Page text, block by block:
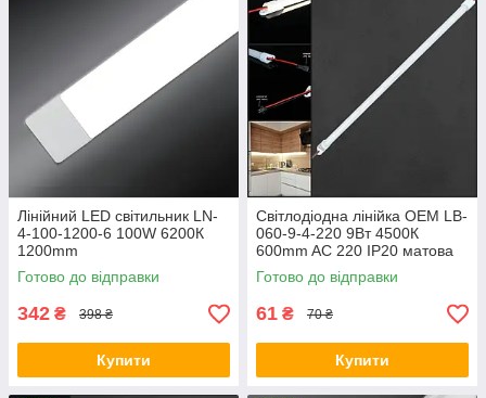
Лінійний LED світильник LN-
4-100-1200-6 100W 6200К
1200mm
Готово до відправки
342 ₴ 398 ₴
Купити
Світлодіодна лінійка OEM LB-
060-9-4-220 9Вт 4500К
600mm AC 220 IP20 матова
Готово до відправки
61 ₴ 70 ₴
Купити